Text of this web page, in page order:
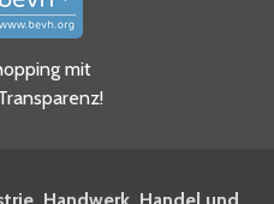
gelesen
diese.
mit